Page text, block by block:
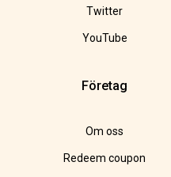
Twitter
YouTube
Företag
Om oss
Redeem coupon